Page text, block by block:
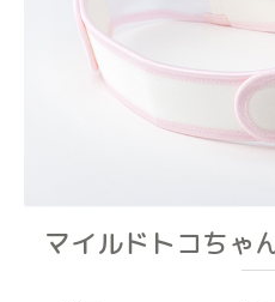
マイルドトコちゃ